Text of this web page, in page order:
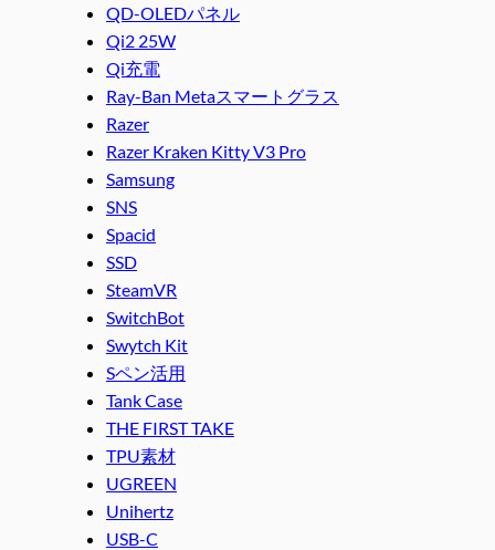
QD-OLEDパネル
Qi2 25W
Qi充電
Ray-Ban Metaスマートグラス
Razer
Razer Kraken Kitty V3 Pro
Samsung
SNS
Spacid
SSD
SteamVR
SwitchBot
Swytch Kit
Sペン活用
Tank Case
THE FIRST TAKE
TPU素材
UGREEN
Unihertz
USB-C